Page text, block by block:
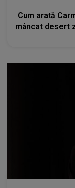
Cum arată
mâncat desert